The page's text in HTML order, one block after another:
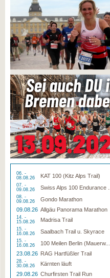
06. -
08.08.26
KAT 100 (Kitz Alps Trail)
07. -
09.08.26
Swiss Alps 100 Endurance ...
08. -
09.08.26
Gondo Marathon
09.08.26 Allgäu Panorama Marathon
14. -
15.08.26
Madrisa Trail
15. -
16.08.26
Saalbach Trail u. Skyrace
15. -
16.08.26
100 Meilen Berlin (Mauerw...
23.08.26 RAG Hartfüßler Trail
28. -
30.08.26
Kärnten läuft
29.08.26 Churfirsten Trail Run